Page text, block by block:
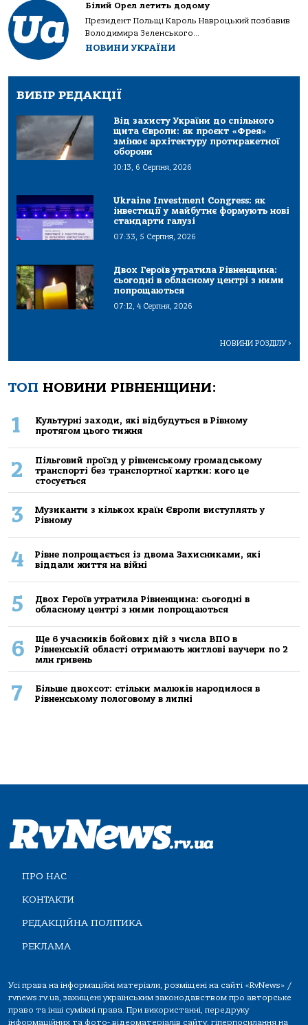
Білий Орел летить додому
Президент Польщі Кароль Навроцький позбавив
Володимира Зеленського...
НОВИНИ УКРАЇНИ
ВИБІР РЕДАКЦІЇ
Від захисту України до спільного
щита Європи: як проєкт «Фрея»
змінює архітектуру протиракетної
оборони
10:13, 6 Серпня, 2026
Ukraine Investment Congress: як
інвестиції у майбутнє формують нові
стандарти галузі
07:33, 5 Серпня, 2026
Двох Героїв утратила Рівненщина:
сьогодні в обласному центрі з ними
попрощаються
07:12, 4 Серпня, 2026
НОВИНИ РОЗДІЛУ>
ТОП НОВИНИ РІВНЕНЩИНИ:
1
Культурні заходи, які відбудуться в Рівному
протягом цього тижня
2
Пільговий проїзд у рівненському громадському
транспорті без транспортної картки: кого це
стосується
3
Музиканти з кількох країн Європи виступлять у
Рівному
4
Рівне попрощається із двома Захисниками, які
віддали життя на війні
5
Двох Героїв утратила Рівненщина: сьогодні в
обласному центрі з ними попрощаються
6
Ще 6 учасників бойових дій з числа ВПО в
Рівненській області отримають житлові ваучери по 2
млн гривень
7
Більше двохсот: стільки малюків народилося в
Рівненському пологовому в липні
ПРО НАС
КОНТАКТИ
РЕДАКЦІЙНА ПОЛІТИКА
РЕКЛАМА
Усі права на інформаційні матеріали, розміщені на сайті «RvNews» /
rvnews.rv.ua, захищені українським законодавством про авторське
право та інші суміжні права. При використанні, передруку
інформаційних та фото-,відеоматеріалів сайту, гіперпосилання на